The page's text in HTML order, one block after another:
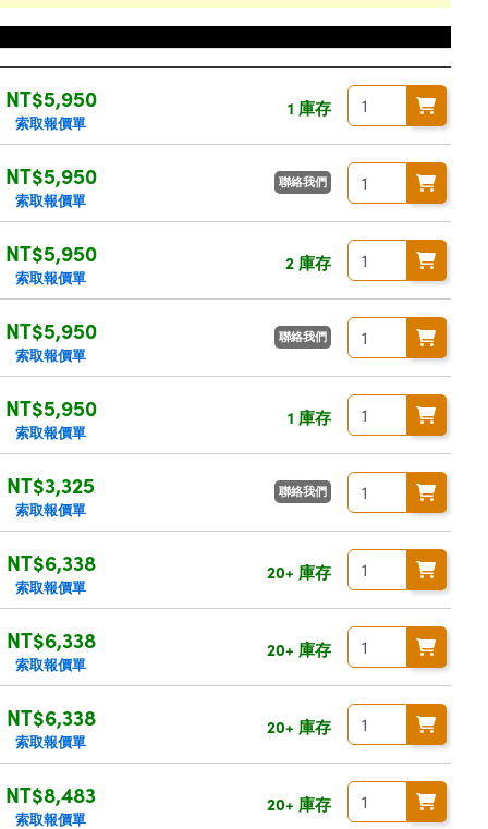
NT$5,950
索取報價單
1 庫存
NT$5,950
索取報價單
聯絡我們
NT$5,950
索取報價單
2 庫存
NT$5,950
索取報價單
聯絡我們
NT$5,950
索取報價單
1 庫存
NT$3,325
索取報價單
聯絡我們
NT$6,338
索取報價單
20+ 庫存
NT$6,338
索取報價單
20+ 庫存
NT$6,338
索取報價單
20+ 庫存
NT$8,483
索取報價單
20+ 庫存